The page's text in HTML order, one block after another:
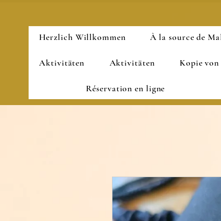
Herzlich Willkommen À la source de
Aktivitäten Aktivitäten Kopie von
Réservation en ligne